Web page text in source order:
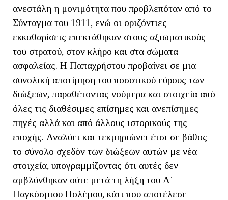
ανεστάλη η μονιμότητα που προβλεπόταν από το
Σύνταγμα του 1911, ενώ οι οριζόντιες
εκκαθαρίσεις επεκτάθηκαν στους αξιωματικούς
του στρατού, στον κλήρο και στα σώματα
ασφαλείας. Η Παπαχρήστου προβαίνει σε μια
συνολική αποτίμηση του ποσοτικού εύρους των
διώξεων, παραθέτοντας νούμερα και στοιχεία από
όλες τις διαθέσιμες επίσημες και ανεπίσημες
πηγές αλλά και από άλλους ιστορικούς της
εποχής. Αναλύει και τεκμηριώνει έτσι σε βάθος
το σύνολο σχεδόν των διώξεων αυτών με νέα
στοιχεία, υπογραμμίζοντας ότι αυτές δεν
αμβλύνθηκαν ούτε μετά τη λήξη του Α΄
Παγκόσμιου Πολέμου, κάτι που αποτέλεσε